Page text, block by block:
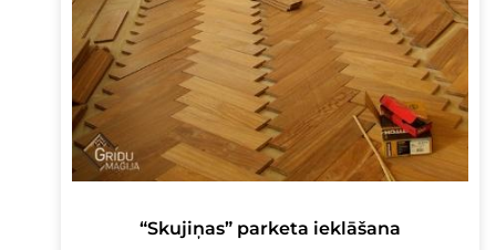
“Skujiņas” parketa ieklāšana